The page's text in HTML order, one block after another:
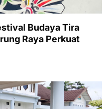
Budaya Tira
Raya Perkuat